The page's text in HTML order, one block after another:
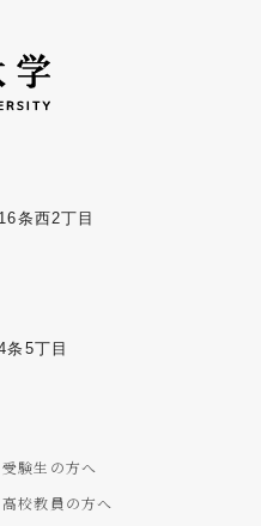
条西2丁目
5丁目
受験生の方へ
高校教員の方へ